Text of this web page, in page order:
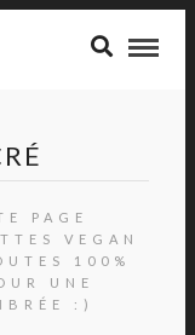
PAGE
VEGAN
100%
UNE
:)